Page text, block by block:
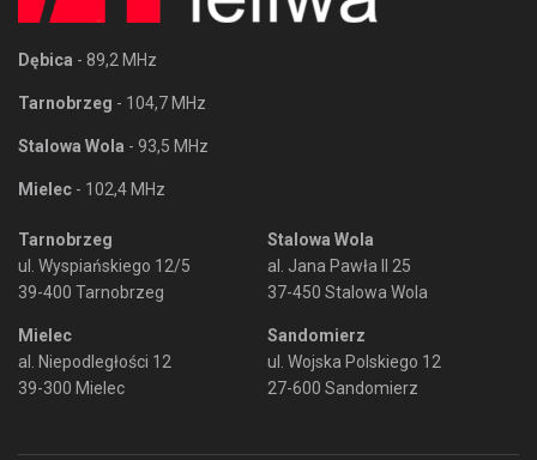
Dębica - 89,2 MHz
Tarnobrzeg - 104,7 MHz
Stalowa Wola - 93,5 MHz
Mielec - 102,4 MHz
Tarnobrzeg
ul. Wyspiańskiego 12/5
39-400 Tarnobrzeg
Mielec
al. Niepodległości 12
39-300 Mielec
Stalowa Wola
al. Jana Pawła II 25
37-450 Stalowa Wola
Sandomierz
ul. Wojska Polskiego 12
27-600 Sandomierz